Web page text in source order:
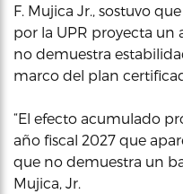
F. Mujica Jr., sostuvo
por la UPR proyecta un
no demuestra
marco del plan
“El efecto acumulado
año fiscal 2027 que
que no demuestra un
Mujica, Jr.